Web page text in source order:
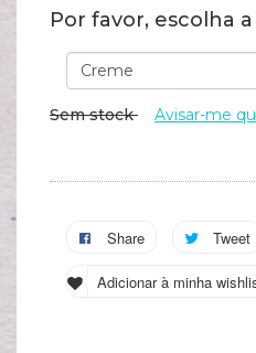
Por favor, escolha
Sem stock Avisar-me
Share Tweet
Adicionar à minha